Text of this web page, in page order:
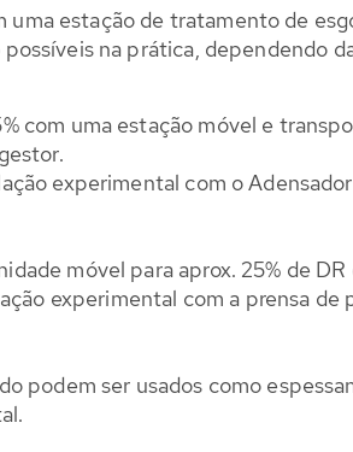
estação de tratamento de
na prática, dependendo
com uma estação móvel e
experimental com o
móvel para aprox. 25% de
experimental com a prensa de
podem ser usados como